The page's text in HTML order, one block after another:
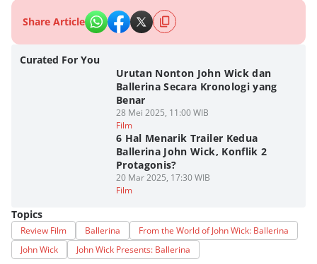
Share Article
Curated For You
Urutan Nonton John Wick dan
Ballerina Secara Kronologi yang
Benar
28 Mei 2025, 11:00 WIB
Film
6 Hal Menarik Trailer Kedua
Ballerina John Wick, Konflik 2
Protagonis?
20 Mar 2025, 17:30 WIB
Film
Topics
Review Film Ballerina
From the World of John Wick: Ballerina
John Wick
John Wick Presents: Ballerina